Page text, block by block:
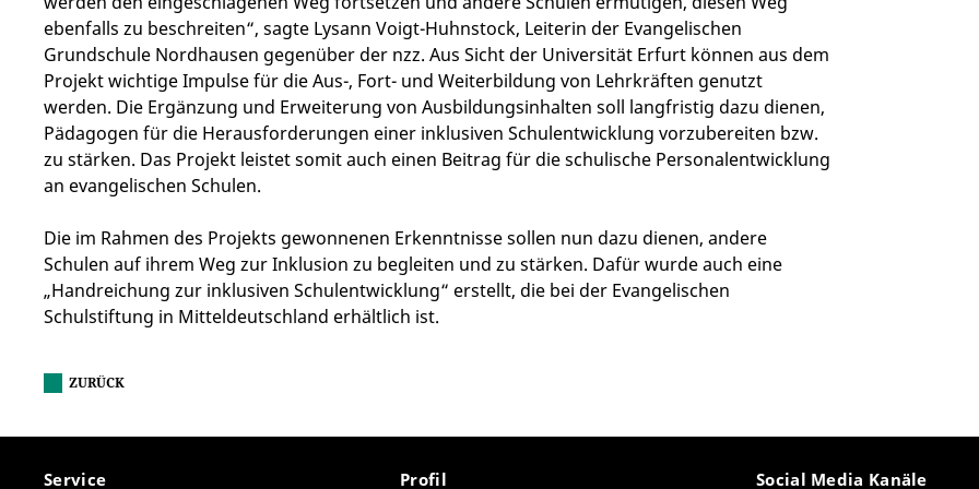
ebenfalls zu beschreiten“, sagte Lysann Voigt-Huhnstock, Leiterin der Evangelischen
Grundschule Nordhausen gegenüber der nzz. Aus Sicht der Universität Erfurt können aus dem
Projekt wichtige Impulse für die Aus-, Fort- und Weiterbildung von Lehrkräften genutzt
werden. Die Ergänzung und Erweiterung von Ausbildungsinhalten soll langfristig dazu dienen,
Pädagogen für die Herausforderungen einer inklusiven Schulentwicklung vorzubereiten bzw.
zu stärken. Das Projekt leistet somit auch einen Beitrag für die schulische Personalentwicklung
an evangelischen Schulen.
Die im Rahmen des Projekts gewonnenen Erkenntnisse sollen nun dazu dienen, andere
Schulen auf ihrem Weg zur Inklusion zu begleiten und zu stärken. Dafür wurde auch eine
„Handreichung zur inklusiven Schulentwicklung“ erstellt, die bei der Evangelischen
Schulstiftung in Mitteldeutschland erhältlich ist.
ZURÜCK
Service Profil Social Media Kanäle